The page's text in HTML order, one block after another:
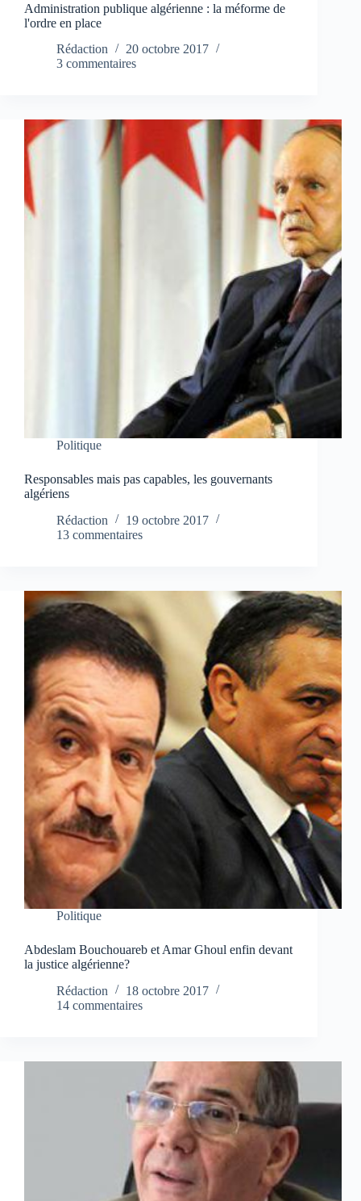
Administration publique algérienne : la méforme de
l'ordre en place
Rédaction
20 octobre 2017
3 commentaires
Politique
Responsables mais pas capables, les gouvernants
algériens
Rédaction
19 octobre 2017
13 commentaires
Politique
Abdeslam Bouchouareb et Amar Ghoul enfin devant
la justice algérienne?
Rédaction
18 octobre 2017
14 commentaires